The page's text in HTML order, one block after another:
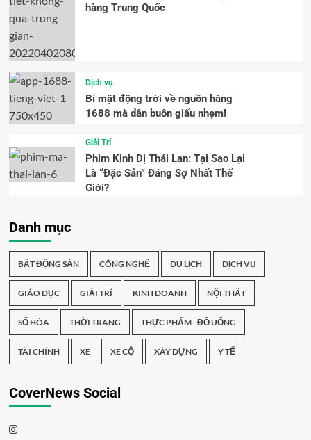
hàng Trung Quốc
Dịch vụ
Bí mật động trời về nguồn hàng
1688 mà dân buôn giấu nhẹm!
Giải Trí
Phim Kinh Dị Thái Lan: Tại Sao Lại
Là “Đặc Sản” Đáng Sợ Nhất Thế
Giới?
Danh mục
BẤT ĐỘNG SẢN CÔNG NGHỆ DU LỊCH DỊCH VỤ
GIÁO DỤC GIẢI TRÍ KINH DOANH NỘI THẤT
SỐ HÓA THỜI TRANG THỰC PHẨM - ĐỒ UỐNG
TÀI CHÍNH XE XE CỘ XÂY DỰNG Y TẾ
CoverNews Social